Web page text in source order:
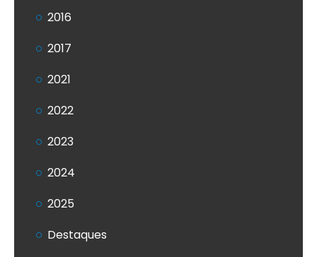
2016
2017
2021
2022
2023
2024
2025
Destaques